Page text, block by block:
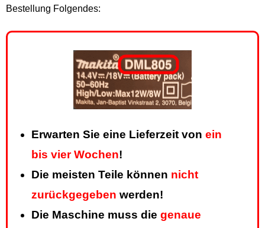
Bestellung Folgendes:
Erwarten Sie eine Lieferzeit von ein
bis vier Wochen!
Die meisten Teile können nicht
zurückgegeben werden!
Die Maschine muss die genaue